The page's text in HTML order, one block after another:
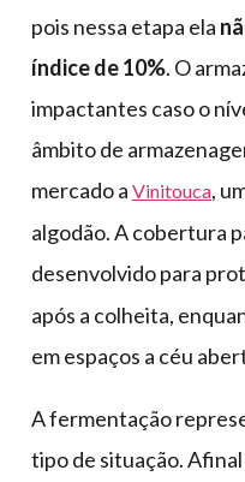
pois nessa etapa ela
índice de 10%. O
impactantes caso o
âmbito de
mercado a Vinitouca,
algodão. A cobertura
desenvolvido para
após a colheita,
em espaços a céu
A fermentação
tipo de situação.